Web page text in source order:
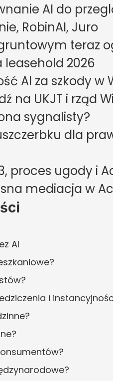
AI do
RobinAI, Juro
teraz
2026
AI za szkody w
na UKJT i rząd
sygnalisty?
dla
proces ugody i
mediacja w
AI
i